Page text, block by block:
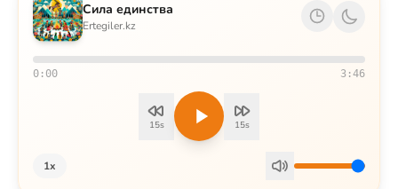
Сила единства
Ertegiler.kz
0:00 3:46
15s 15s
1x